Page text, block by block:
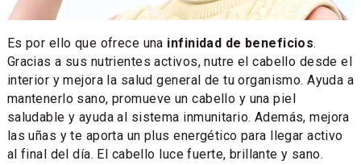
Es por ello que ofrece una infinidad de beneficios.
Gracias a sus nutrientes activos, nutre el cabello desde el
interior y mejora la salud general de tu organismo. Ayuda a
mantenerlo sano, promueve un cabello y una piel
saludable y ayuda al sistema inmunitario. Además, mejora
las uñas y te aporta un plus energético para llegar activo
al final del día. El cabello luce fuerte, brillante y sano.